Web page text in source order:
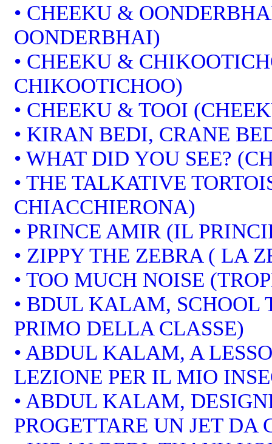
• CHEEKU &
OONDERBHAI)
• CHEEKU &
CHIKOOTICHOO)
• CHEEKU & TOOI
• KIRAN BEDI, CRANE
• WHAT DID YOU SEE?
• THE TALKATIVE
CHIACCHIERONA)
• PRINCE AMIR (IL
• ZIPPY THE ZEBRA ( LA
• TOO MUCH NOISE
• BDUL KALAM, SCHOOL
PRIMO DELLA CLASSE)
• ABDUL KALAM, A
LEZIONE PER IL MIO
• ABDUL KALAM,
PROGETTARE UN JET DA